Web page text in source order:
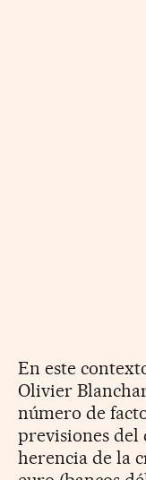
En este
Olivier
número de
previsiones del
herencia de la